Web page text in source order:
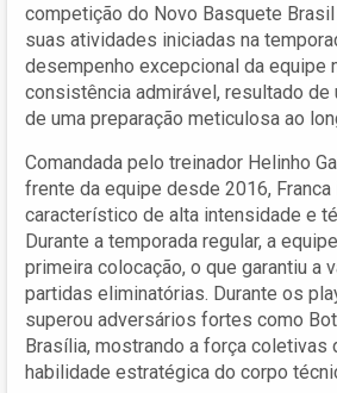
competição do Novo Basquete
suas atividades iniciadas na
desempenho excepcional da equipe
consistência admirável, resultado de
de uma preparação meticulosa ao
Comandada pelo treinador Helinho
frente da equipe desde 2016, Franca
característico de alta intensidade e
Durante a temporada regular, a
primeira colocação, o que garantiu a
partidas eliminatórias. Durante os
superou adversários fortes como
Brasília, mostrando a força coletivas
habilidade estratégica do corpo